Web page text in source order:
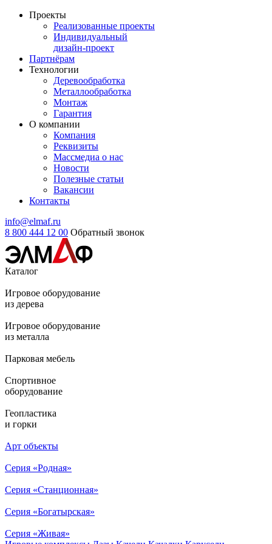
Проекты
Реализованные проекты
Индивидуальный
дизайн-проект
Партнёрам
Технологии
Деревообработка
Металлообработка
Монтаж
Гарантия
О компании
Компания
Реквизиты
Массмедиа о нас
Новости
Полезные статьи
Вакансии
Контакты
info@elmaf.ru
8 800 444 12 00 Обратный звонок
Каталог
Игровое оборудование
из дерева
Игровое оборудование
из металла
Парковая мебель
Спортивное
оборудование
Геопластика
и горки
Арт объекты
Серия «Родная»
Серия «Станционная»
Серия «Богатырская»
Серия «Живая»